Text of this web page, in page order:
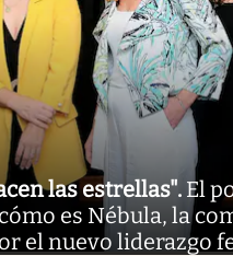
las estrellas". El
es Nébula, la
el nuevo liderazgo